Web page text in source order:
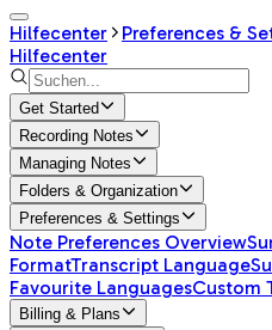
Hilfecenter
Preferences &
Hilfecenter
Get Started
Recording Notes
Managing Notes
Folders & Organization
Preferences & Settings
Note Preferences Overview
FormatTranscript Language
Favourite LanguagesCustom
Billing & Plans